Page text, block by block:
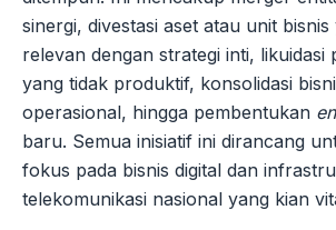
sinergi, divestasi aset atau unit
relevan dengan strategi inti, likuidasi
yang tidak produktif, konsolidasi
operasional, hingga pembentukan
baru. Semua inisiatif ini dirancang
fokus pada bisnis digital dan
telekomunikasi nasional yang kian